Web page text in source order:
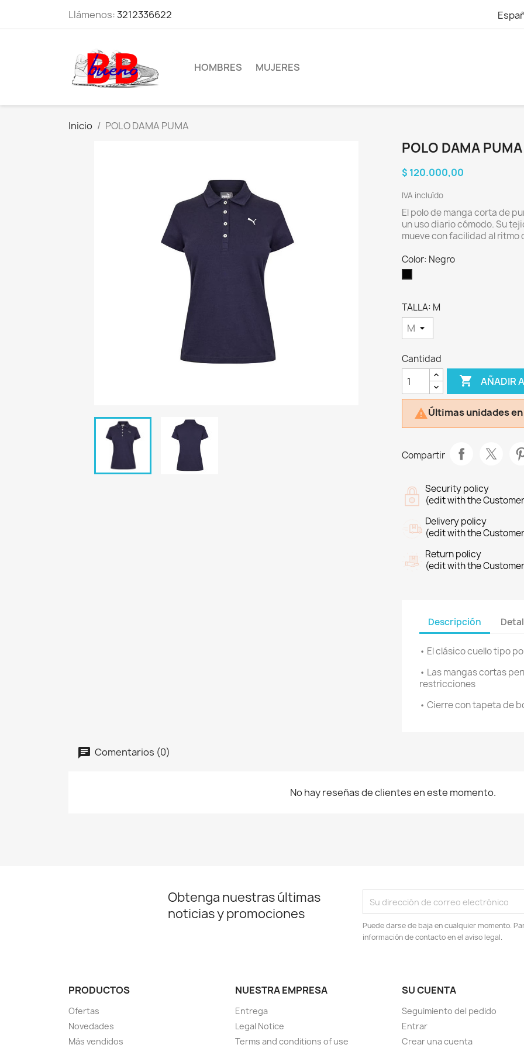
Llámenos:3212336622
HOMBRES MUJERES
Inicio POLO DAMA PUMA
POLO DAMA PUMA
$ 120.000,00
IVA incluído
El polo de manga corta de
un uso diario cómodo. Su
mueve con facilidad al ritmo
Color: Negro
TALLA: M
Cantidad
 AÑADIR
Últimas unidades
Compartir
Security policy
(edit with the
Delivery policy
(edit with the
Return policy
(edit with the
Descripción
• El clásico cuello tipo
• Las mangas cortas
restricciones
• Cierre con tapeta de
Comentarios (0)
No hay reseñas de clientes en este momento.
Obtenga nuestras últimas
noticias y promociones
Puede darse de baja en cualquier momento.
información de contacto en el aviso legal.
PRODUCTOS
Ofertas
Novedades
Más vendidos
NUESTRA EMPRESA
Entrega
Legal Notice
Terms and conditions of use
SU CUENTA
Seguimiento del pedido
Entrar
Crear una cuenta